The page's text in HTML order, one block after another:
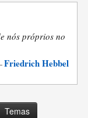
nós próprios no
Friedrich Hebbel
Temas